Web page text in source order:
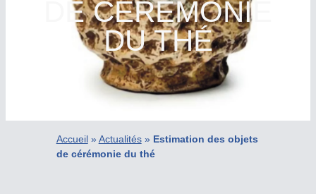
DE CÉRÉMONIE
DU THÉ
Accueil»Actualités» Estimation des objets
de cérémonie du thé